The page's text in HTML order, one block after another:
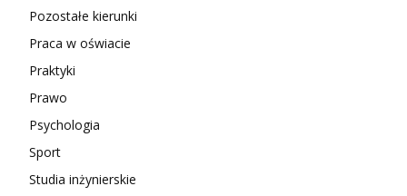
Pozostałe kierunki
Praca w oświacie
Praktyki
Prawo
Psychologia
Sport
Studia inżynierskie